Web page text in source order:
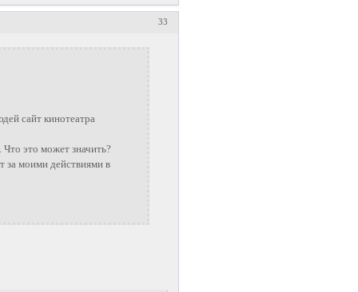
33
сайт кинотеатра
это может значить?
за моими действиями в